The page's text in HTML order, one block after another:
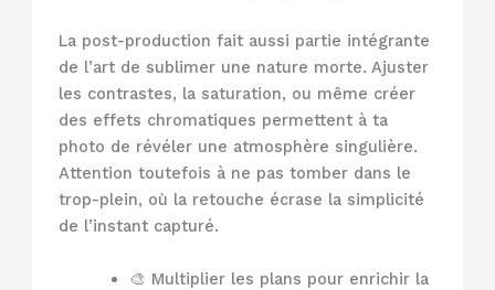
La post-production fait aussi partie intégrante
de l’art de sublimer une nature morte. Ajuster
les contrastes, la saturation, ou même créer
des effets chromatiques permettent à ta
photo de révéler une atmosphère singulière.
Attention toutefois à ne pas tomber dans le
trop-plein, où la retouche écrase la simplicité
de l’instant capturé.
🎨 Multiplier les plans pour enrichir la